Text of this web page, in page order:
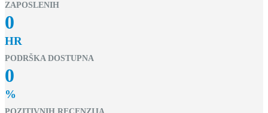
ZAPOSLENIH
0
HR
PODRŠKA DOSTUPNA
0
%